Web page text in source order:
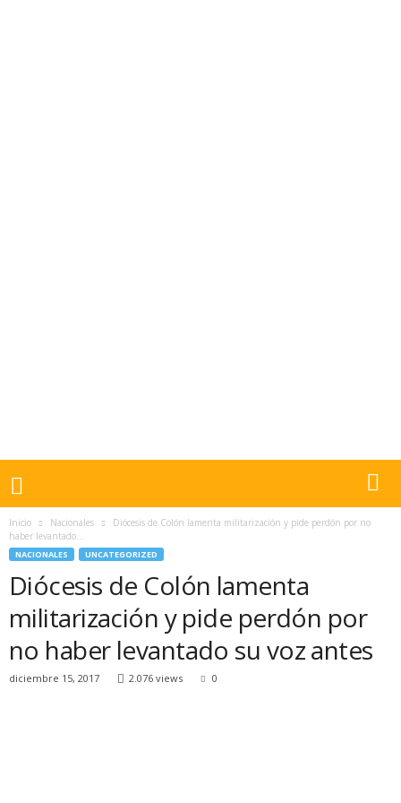
Inicio Nacionales
Diócesis de Colón lamenta militarización y pide perdón por no
haber levantado...
NACIONALES UNCATEGORIZED
Diócesis de Colón lamenta
militarización y pide perdón por
no haber levantado su voz antes
diciembre 15, 2017 2.076 views 0